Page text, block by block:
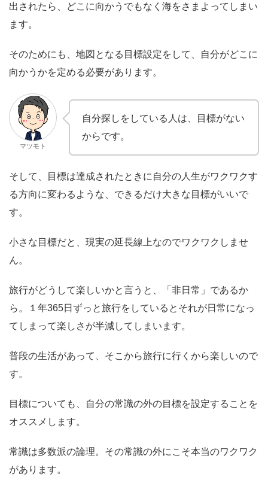
出されたら、どこに向かうでもなく海をさまよってしまい
ます。
そのためにも、地図となる目標設定をして、自分がどこに
向かうかを定める必要があります。
マツモト
自分探しをしている人は、目標がない
からです。
そして、目標は達成されたときに自分の人生がワクワクす
る方向に変わるような、 できるだけ大きな目標がいいで
す。
小さな目標だと、現実の延長線上なのでワクワクしませ
ん。
旅行がどうして楽しいかと言うと、「非日常」であるか
ら。１年365日ずっと旅行をしているとそれが日常になっ
てしまって楽しさが半減してしまいます。
普段の生活があって、そこから旅行に行くから楽しいので
す。
目標についても、 自分の常識の外の目標を設定する ことを
オススメします。
常識は多数派の論理。その常識の外にこそ本当のワクワク
があります。